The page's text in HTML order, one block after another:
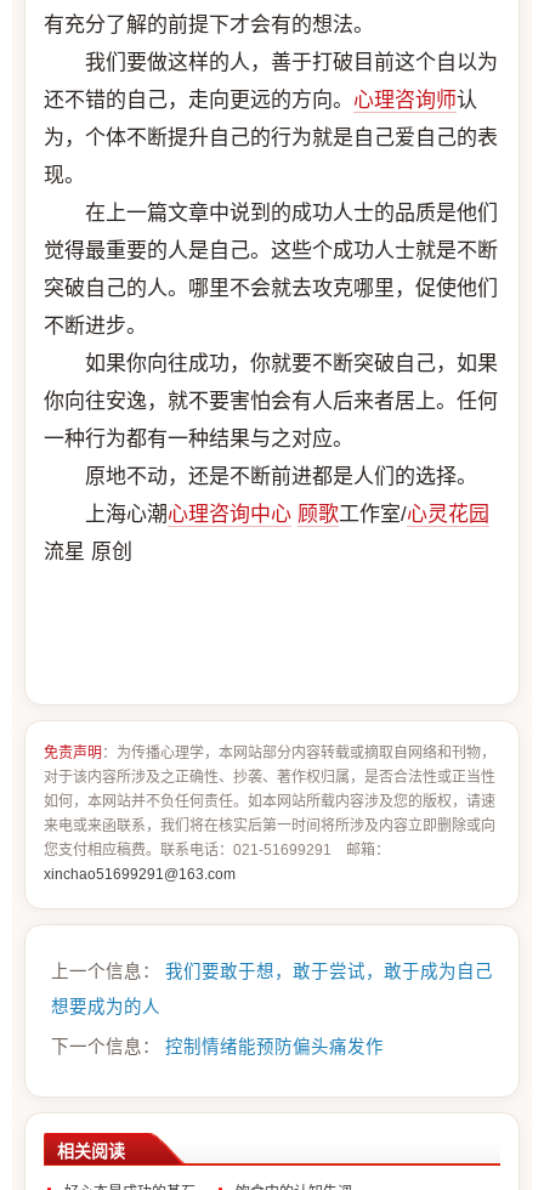
有充分了解的前提下才会有的想法。
我们要做这样的人，善于打破目前这个自以为
还不错的自己，走向更远的方向。 心理咨询师认
为，个体不断提升自己的行为就是自己爱自己的表
现。
在上一篇文章中说到的成功人士的品质是他们
觉得最重要的人是自己。这些个成功人士就是不断
突破自己的人。哪里不会就去攻克哪里，促使他们
不断进步。
如果你向往成功，你就要不断突破自己，如果
你向往安逸，就不要害怕会有人后来者居上。任何
一种行为都有一种结果与之对应。
原地不动，还是不断前进都是人们的选择。
上海心潮心理咨询中心 顾歌工作室/心灵花园
流星 原创
免责声明 ：为传播心理学，本网站部分内容转载或摘取自网络和刊物，
对于该内容所涉及之正确性、抄袭、著作权归属，是否合法性或正当性
如何，本网站并不负任何责任。如本网站所载内容涉及您的版权，请速
来电或来函联系，我们将在核实后第一时间将所涉及内容立即删除或向
您支付相应稿费。联系电话：021-51699291 邮箱：
xinchao51699291@163.com
上一个信息： 我们要敢于想，敢于尝试，敢于成为自己
想要成为的人
下一个信息： 控制情绪能预防偏头痛发作
相关阅读